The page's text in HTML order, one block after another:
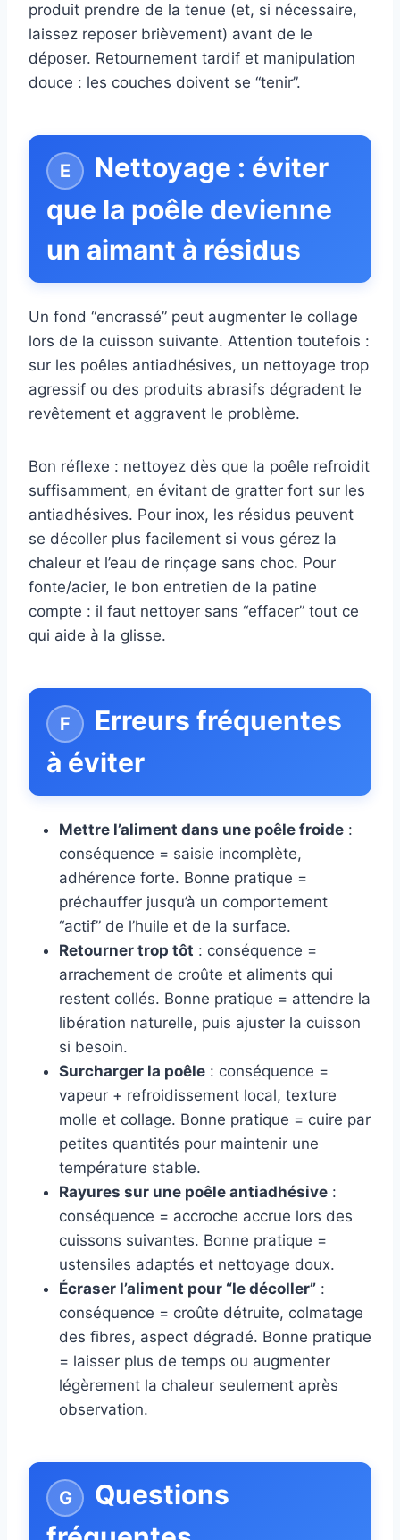
produit prendre de la tenue (et, si nécessaire,
laissez reposer brièvement) avant de le
déposer. Retournement tardif et manipulation
douce : les couches doivent se “tenir”.
Nettoyage : éviter
que la poêle devienne
un aimant à résidus
Un fond “encrassé” peut augmenter le collage
lors de la cuisson suivante. Attention toutefois :
sur les poêles antiadhésives, un nettoyage trop
agressif ou des produits abrasifs dégradent le
revêtement et aggravent le problème.
Bon réflexe : nettoyez dès que la poêle refroidit
suffisamment, en évitant de gratter fort sur les
antiadhésives. Pour inox, les résidus peuvent
se décoller plus facilement si vous gérez la
chaleur et l’eau de rinçage sans choc. Pour
fonte/acier, le bon entretien de la patine
compte : il faut nettoyer sans “effacer” tout ce
qui aide à la glisse.
Erreurs fréquentes
à éviter
Mettre l’aliment dans une poêle froide :
conséquence = saisie incomplète,
adhérence forte. Bonne pratique =
préchauffer jusqu’à un comportement
“actif” de l’huile et de la surface.
Retourner trop tôt : conséquence =
arrachement de croûte et aliments qui
restent collés. Bonne pratique = attendre la
libération naturelle, puis ajuster la cuisson
si besoin.
Surcharger la poêle : conséquence =
vapeur + refroidissement local, texture
molle et collage. Bonne pratique = cuire par
petites quantités pour maintenir une
température stable.
Rayures sur une poêle antiadhésive :
conséquence = accroche accrue lors des
cuissons suivantes. Bonne pratique =
ustensiles adaptés et nettoyage doux.
Écraser l’aliment pour “le décoller” :
conséquence = croûte détruite, colmatage
des fibres, aspect dégradé. Bonne pratique
= laisser plus de temps ou augmenter
légèrement la chaleur seulement après
observation.
Questions